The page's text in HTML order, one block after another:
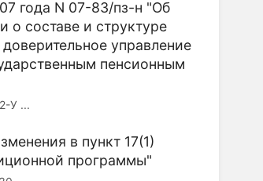
года N 07-83/пз-н "Об
составе и структуре
управление
пенсионным
У ...
в пункт 17(1)
программы"